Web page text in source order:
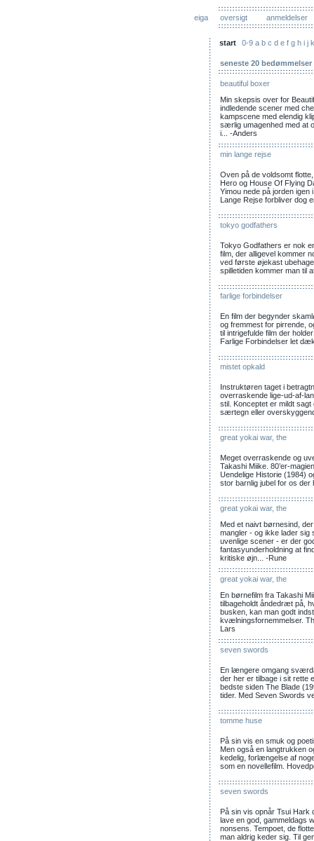
eiga oversigt anmeldelser
start 0-9 a b c d e f g h i j k
seneste 20 bedømmelser
beautiful boxer
Min skepsis over for
indledende scener med
kampscene med elendig
særlig umagenhed med at
i... -Anders
min lange rejse
Oven på de voldsomt
Hero og House Of Flying
Yimou nede på jorden igen
Lange Rejse forbliver dog
tokyo godfathers
Tokyo Godfathers er nok
film, der alligevel kommer
ved første øjekast
spilletiden kommer man til
farlige forbindelser
En film der begynder
og fremmest for pirrende,
til intrigefulde film der
Farlige Forbindelser let
mistet opkald
Instruktøren taget i
overraskende lige-ud-af-
stil. Konceptet er mildt
særtegn eller
great yokai war, the
Meget overraskende og
Takashi Miike. 80’er-
Uendelige Historie (1984)
stor barnlig jubel for os der
great yokai war, the
Med et naivt børnesind,
mangler - og ikke lader
uvenlige scener - er der
fantasyunderholdning at
kritiske øjn... -Rune
great yokai war, the
En børnefilm fra Takashi
tilbageholdt åndedræt på,
busken, kan man godt
kvælningsfornemmelser.
Lars
seven swords
En længere omgang
der her er tilbage i sit
bedste siden The Blade
tider. Med Seven Swords
tomme huse
På sin vis en smuk og
Men også en langtrukken
kedelig, forlængelse af
som en novellefilm.
seven swords
På sin vis opnår Tsui Hark
lave en god, gammeldags
nonsens. Tempoet, de
man aldrig keder sig. Til